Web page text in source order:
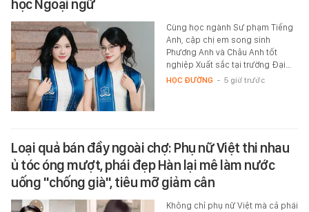
học Ngoại ngữ
Cùng học ngành Sư phạm Tiếng
Anh, cặp chị em song sinh
Phương Anh và Châu Anh tốt
nghiệp Xuất sắc tại trường Đại…
HỌC ĐƯỜNG - 5 giờ trước
Loại quả bán đầy ngoài chợ: Phụ nữ Việt thi nhau
ủ tóc óng mượt, phái đẹp Hàn lại mê làm nước
uống "chống già", tiêu mỡ giảm cân
Không chỉ phụ nữ Việt mà cả phái